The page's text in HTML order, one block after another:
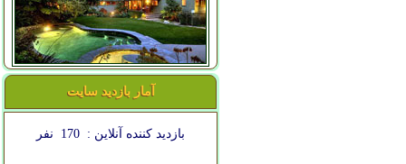
آمار بازدید سایت
بازدید کننده آنلاین : 170 نفر